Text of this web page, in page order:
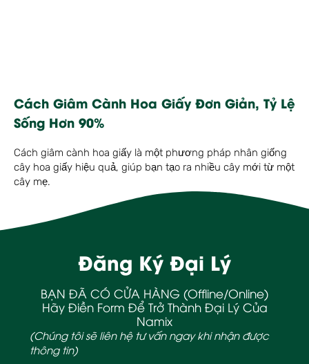
Cách Giâm Cành Hoa Giấy Đơn Giản, Tỷ Lệ
Sống Hơn 90%
Cách giâm cành hoa giấy là một phương pháp nhân giống
cây hoa giấy hiệu quả, giúp bạn tạo ra nhiều cây mới từ một
cây mẹ.
Đăng Ký Đại Lý
BẠN ĐÃ CÓ CỬA HÀNG (Offline/Online)
Hãy Điền Form Để Trở Thành Đại Lý Của
Namix
(Chúng tôi sẽ liên hệ tư vấn ngay khi nhận được
thông tin)